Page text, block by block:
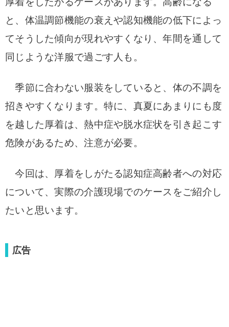
と、体温調節機能の衰えや認知機能の低下によっ
てそうした傾向が現れやすくなり、年間を通して
同じような洋服で過ごす人も。
季節に合わない服装をしていると、体の不調を
招きやすくなります。特に、真夏にあまりにも度
を越した厚着は、熱中症や脱水症状を引き起こす
危険があるため、注意が必要。
今回は、厚着をしがたる認知症高齢者への対応
について、実際の介護現場でのケースをご紹介し
たいと思います。
広告